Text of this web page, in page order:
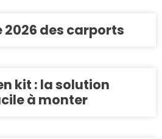
2026 des carports
kit : la solution
à monter